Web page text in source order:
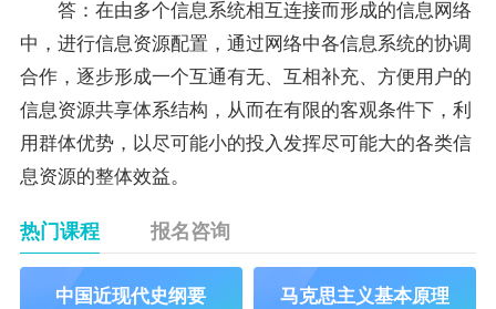
答：在由多个信息系统相互连接而形成的信息网络
中，进行信息资源配置，通过网络中各信息系统的协调
合作，逐步形成一个互通有无、互相补充、方便用户的
信息资源共享体系结构，从而在有限的客观条件下，利
用群体优势，以尽可能小的投入发挥尽可能大的各类信
息资源的整体效益。
热门课程 报名咨询
中国近现代史纲要 马克思主义基本原理